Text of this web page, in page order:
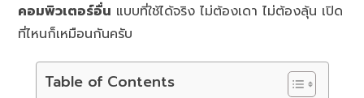
คอมพิวเตอร์อื่น แบบที่ใช้ได้จริง ไม่ต้องเดา ไม่ต้องลุ้น เปิด
ที่ไหนก็เหมือนกันครับ
Table of Contents